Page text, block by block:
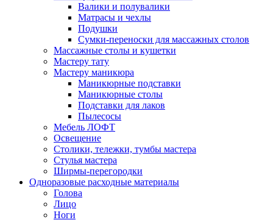
Валики и полувалики
Матрасы и чехлы
Подушки
Сумки-переноски для массажных столов
Массажные столы и кушетки
Мастеру тату
Мастеру маникюра
Маникюрные подставки
Маникюрные столы
Подставки для лаков
Пылесосы
Мебель ЛОФТ
Освещение
Столики, тележки, тумбы мастера
Стулья мастера
Ширмы-перегородки
Одноразовые расходные материалы
Голова
Лицо
Ноги